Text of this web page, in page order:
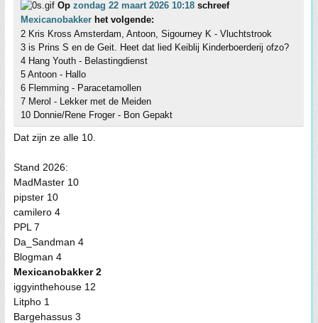
Op zondag 22 maart 2026 10:18 schreef
Mexicanobakker het volgende:
2 Kris Kross Amsterdam, Antoon, Sigourney K - Vluchtstrook
3 is Prins S en de Geit. Heet dat lied Keiblij Kinderboerderij ofzo?
4 Hang Youth - Belastingdienst
5 Antoon - Hallo
6 Flemming - Paracetamollen
7 Merol - Lekker met de Meiden
10 Donnie/Rene Froger - Bon Gepakt
Dat zijn ze alle 10.
Stand 2026:
MadMaster 10
pipster 10
camilero 4
PPL 7
Da_Sandman 4
Blogman 4
Mexicanobakker 2
iggyinthehouse 12
Litpho 1
Bargehassus 3